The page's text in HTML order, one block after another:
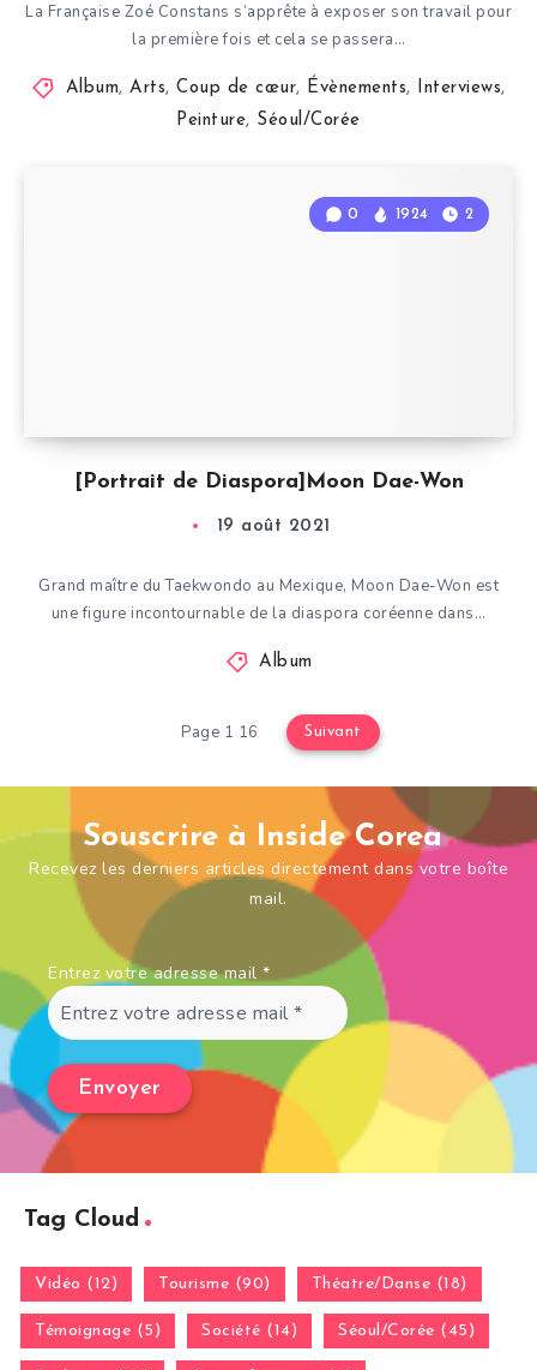
La Française Zoé Constans s’apprête à exposer son travail pour
la première fois et cela se passera…
Album,Arts,Coup de cœur, Évènements, Interviews,
Peinture, Séoul/Corée
[Portrait de Diaspora]Moon Dae-Won
0 1924 2
19 août 2021
Grand maître du Taekwondo au Mexique, Moon Dae-Won est
une figure incontournable de la diaspora coréenne dans…
Album
Page 1 16 Suivant
Souscrire à Inside Corea
Recevez les derniers articles directement dans votre boîte
mail.
Entrez votre adresse mail *
Tag Cloud
Vidéo (12) Tourisme (90) Théatre/Danse (18)
Témoignage (5) Société (14) Séoul/Corée (45)